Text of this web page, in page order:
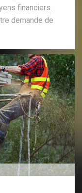
financiers.
demande de